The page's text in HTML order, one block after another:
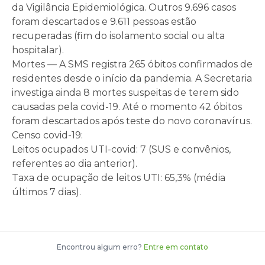
da Vigilância Epidemiológica. Outros 9.696 casos
foram descartados e 9.611 pessoas estão
recuperadas (fim do isolamento social ou alta
hospitalar).
Mortes — A SMS registra 265 óbitos confirmados de
residentes desde o início da pandemia. A Secretaria
investiga ainda 8 mortes suspeitas de terem sido
causadas pela covid-19. Até o momento 42 óbitos
foram descartados após teste do novo coronavírus.
Censo covid-19:
Leitos ocupados UTI-covid: 7 (SUS e convênios,
referentes ao dia anterior).
Taxa de ocupação de leitos UTI: 65,3% (média
últimos 7 dias).
Encontrou algum erro? Entre em contato